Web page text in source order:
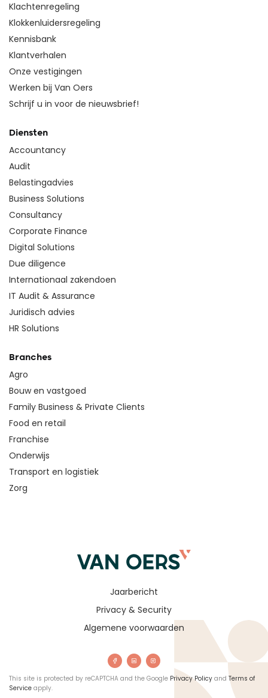
Klachtenregeling
Klokkenluidersregeling
Kennisbank
Klantverhalen
Onze vestigingen
Werken bij Van Oers
Schrijf u in voor de nieuwsbrief!
Diensten
Accountancy
Audit
Belastingadvies
Business Solutions
Consultancy
Corporate Finance
Digital Solutions
Due diligence
Internationaal zakendoen
IT Audit & Assurance
Juridisch advies
HR Solutions
Branches
Agro
Bouw en vastgoed
Family Business & Private Clients
Food en retail
Franchise
Onderwijs
Transport en logistiek
Zorg
Algemene voorwaarden
Privacy & Security
Jaarbericht
This site is protected by reCAPTCHA and the Google Privacy Policy and Terms of
Service apply.